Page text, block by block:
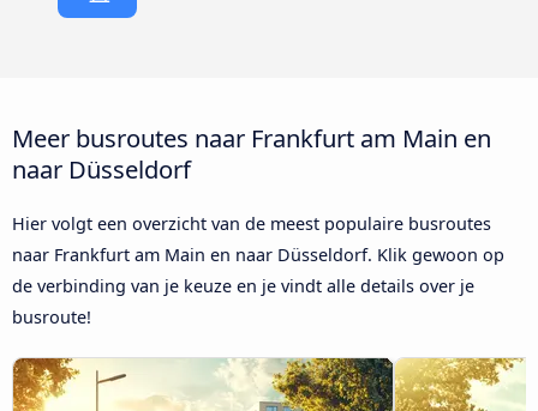
Meer busroutes naar Frankfurt am Main en
naar Düsseldorf
Hier volgt een overzicht van de meest populaire busroutes
naar Frankfurt am Main en naar Düsseldorf. Klik gewoon op
de verbinding van je keuze en je vindt alle details over je
busroute!